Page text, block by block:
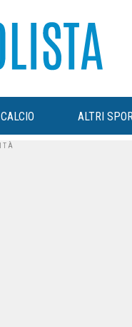
CALCIO ALTRI